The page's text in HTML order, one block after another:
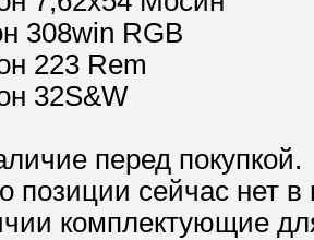
308win RGB
223 Rem
32S&W
перед покупкой.
позиции сейчас нет
комплектующие